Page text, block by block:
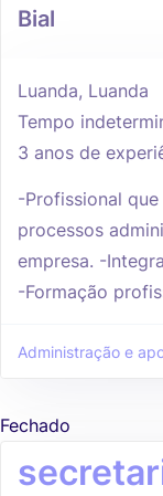
Bial
Luanda, Luanda
Tempo
3 anos de
-Profissional
processos
empresa. -
-Formação
Administração e
Fechado